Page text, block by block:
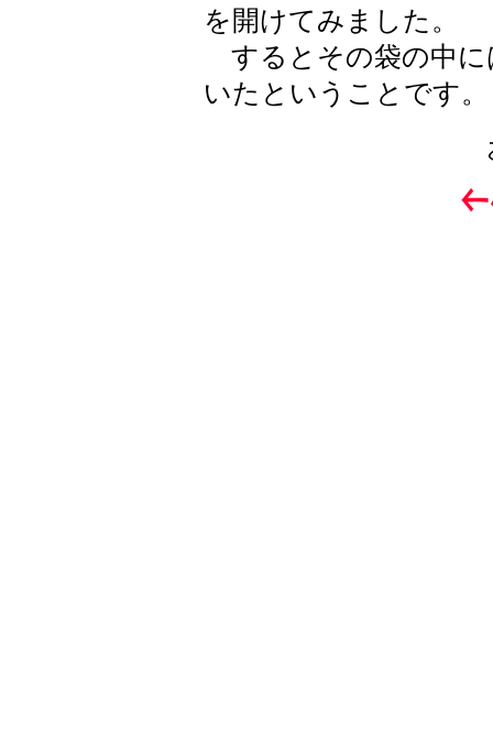
を開けてみました。
するとその袋の中に
いたということです。